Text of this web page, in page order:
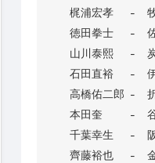
梶浦宏孝
-
徳田拳士
-
山川泰熙
-
石田直裕
-
高橋佑二郎 -
本田奎
-
千葉幸生
-
齊藤裕也
-